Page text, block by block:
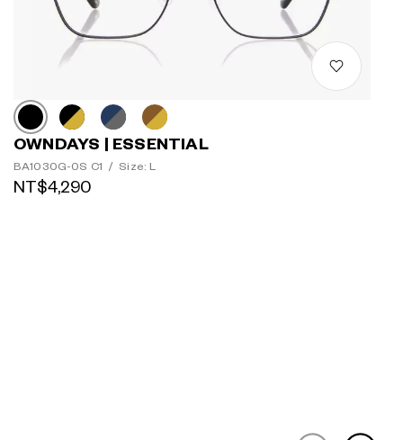
OWNDAYS | ESSENTIAL
BA1030G-0S C1 / Size: L
NT$4,290